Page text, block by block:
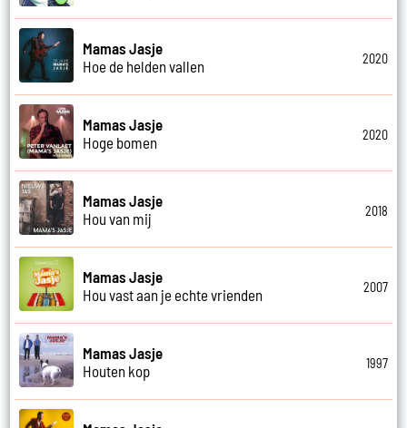
Mamas Jasje
Hoe de helden vallen
2020
Mamas Jasje
Hoge bomen
2020
Mamas Jasje
Hou van mij
2018
Mamas Jasje
Hou vast aan je echte vrienden
2007
Mamas Jasje
Houten kop
1997